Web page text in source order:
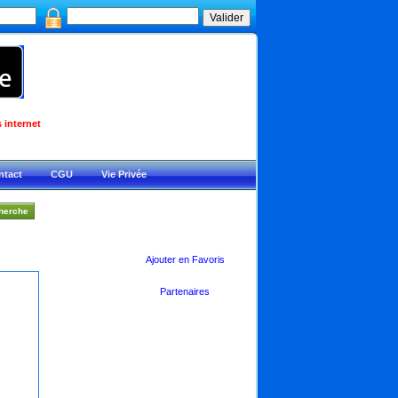
internet
CGU Vie Privée
Ajouter en Favoris
Partenaires